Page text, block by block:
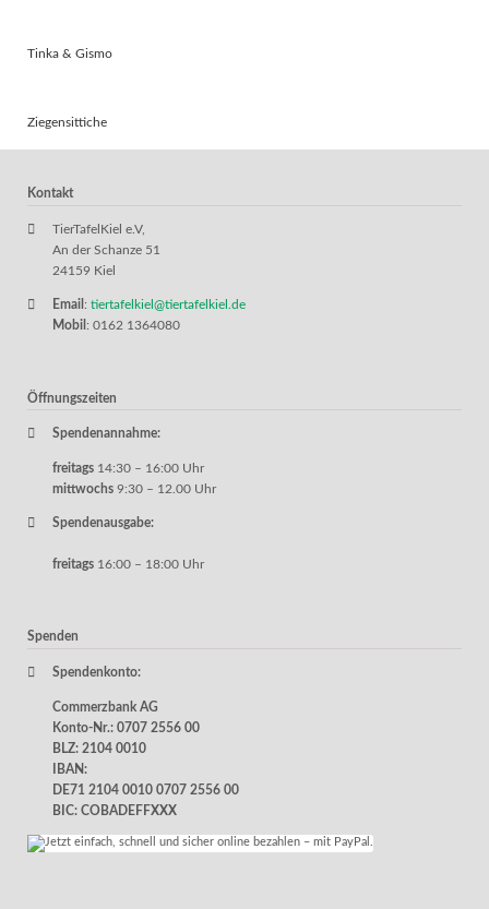
Tinka & Gismo
Ziegensittiche
Kontakt
TierTafelKiel e.V,
An der Schanze 51
24159 Kiel
Email : tiertafelkiel@tiertafelkiel.de
Mobil : 0162 1364080
Öffnungszeiten
Spendenannahme:
freitags 14:30 – 16:00 Uhr
mittwochs 9:30 – 12.00 Uhr
Spendenausgabe:
freitags 16:00 – 18:00 Uhr
Spenden
Spendenkonto:
Commerzbank AG
Konto-Nr.: 0707 2556 00
BLZ: 2104 0010
IBAN:
DE71 2104 0010 0707 2556 00
BIC: COBADEFFXXX